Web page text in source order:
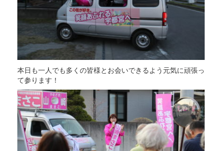
本日も一人でも多くの皆様とお会いできるよう元気に頑張っ
て参ります！